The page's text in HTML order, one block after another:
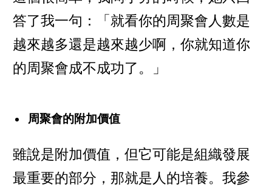
答了我一句：「就看你的周聚會人數是
越來越多還是越來越少啊，你就知道你
的周聚會成不成功了。」
周聚會的附加價值
雖說是附加價值，但它可能是組織發展
最重要的部分，那就是人的培養。我參